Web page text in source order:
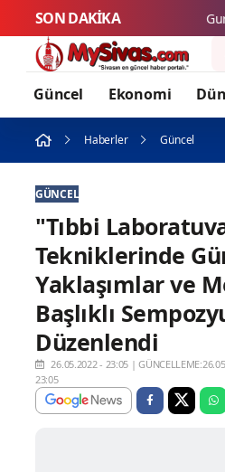
SON DAKİKA
Güncel Ekonomi
Haberler Güncel
GÜNCEL
"Tıbbi
Tekniklerinde
Yaklaşımlar ve
Başlıklı
Düzenlendi
26.05.2022 - 23:05 |
23:05